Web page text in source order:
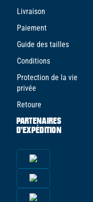
Livraison
Paiement
Guide des tailles
Conditions
Protection de la vie
privée
Retoure
PARTENAIRES
D'EXPÉDITION